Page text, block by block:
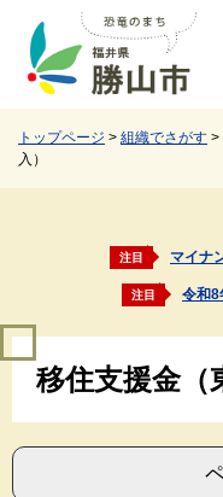
トップページ > 組織でさがす >
入）
注目 マイナ
注目 令和8
移住支援金（